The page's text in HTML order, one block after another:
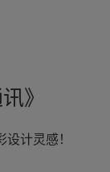
》
计灵感！